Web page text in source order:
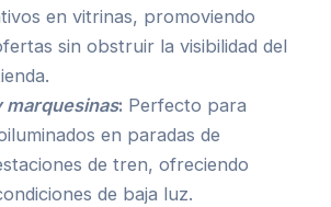
en vitrinas, promoviendo
sin obstruir la visibilidad del
marquesinas: Perfecto para
en paradas de
de tren, ofreciendo
de baja luz.